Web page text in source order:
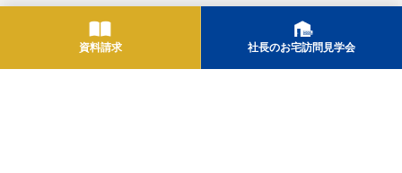
資料請求 社長のお宅訪問見学会